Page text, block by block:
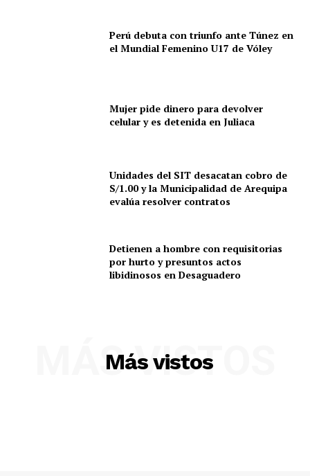
SUSCRIBETE
Diario los Andes
Perú debuta con triunfo ante Túnez en
el Mundial Femenino U17 de Vóley
Mujer pide dinero para devolver
celular y es detenida en Juliaca
Unidades del SIT desacatan cobro de
S/1.00 y la Municipalidad de Arequipa
evalúa resolver contratos
Detienen a hombre con requisitorias
por hurto y presuntos actos
libidinosos en Desaguadero
Más vistos
MÁS VISTOS